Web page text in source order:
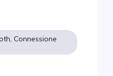
Connessione